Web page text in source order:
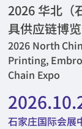
2026 华北（
具供应链博
2026 North
Printing,
Chain Expo
石家庄国际会展